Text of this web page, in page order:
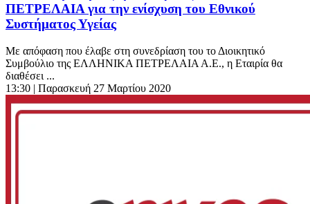
ΠΕΤΡΕΛΑΙΑ για την ενίσχυση του Εθνικού
Συστήματος Υγείας
Με απόφαση που έλαβε στη συνεδρίαση του το Διοικητικό
Συμβούλιο της ΕΛΛΗΝΙΚΑ ΠΕΤΡΕΛΑΙΑ Α.Ε., η Εταιρία θα
διαθέσει ...
13:30 | Παρασκευή 27 Μαρτίου 2020